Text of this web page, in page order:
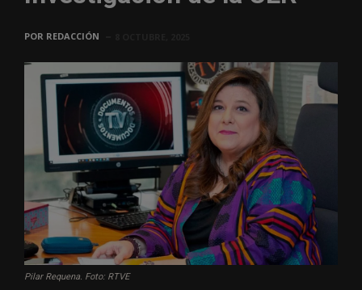
POR REDACCIÓN
Pilar Requena. Foto: RTVE